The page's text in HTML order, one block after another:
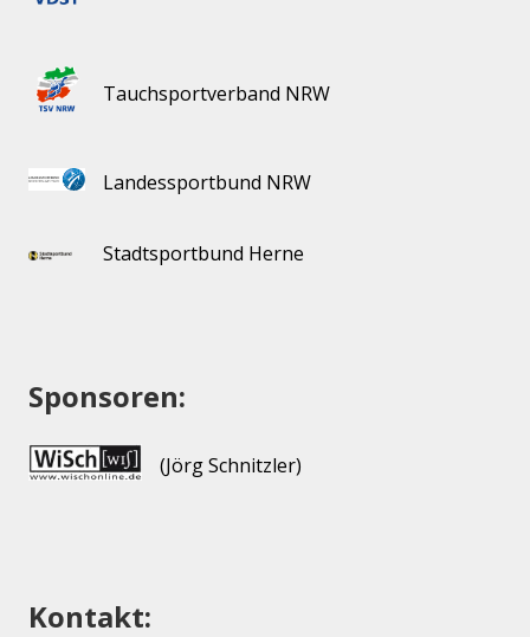
Tauchsportverband NRW
Landessportbund NRW
Stadtsportbund Herne
Sponsoren:
(Jörg Schnitzler)
Kontakt: